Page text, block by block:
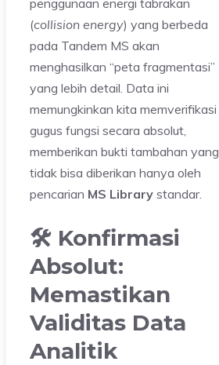
penggunaan energi tabrakan
(collision energy) yang berbeda
pada Tandem MS akan
menghasilkan “peta fragmentasi”
yang lebih detail. Data ini
memungkinkan kita memverifikasi
gugus fungsi secara absolut,
memberikan bukti tambahan yang
tidak bisa diberikan hanya oleh
pencarian MS Library standar.
🛠️ Konfirmasi
Absolut:
Memastikan
Validitas Data
Analitik